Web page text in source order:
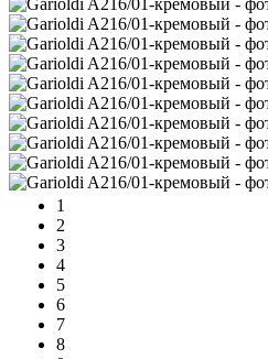
1
2
3
4
5
6
7
8